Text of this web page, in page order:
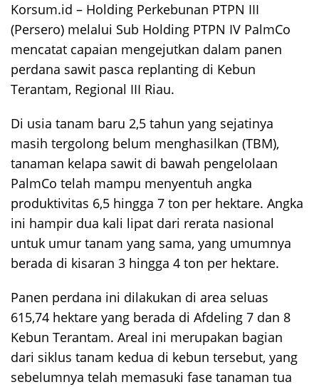
Korsum.id – Holding Perkebunan PTPN III
(Persero) melalui Sub Holding PTPN IV PalmCo
mencatat capaian mengejutkan dalam panen
perdana sawit pasca replanting di Kebun
Terantam, Regional III Riau.
Di usia tanam baru 2,5 tahun yang sejatinya
masih tergolong belum menghasilkan (TBM),
tanaman kelapa sawit di bawah pengelolaan
PalmCo telah mampu menyentuh angka
produktivitas 6,5 hingga 7 ton per hektare. Angka
ini hampir dua kali lipat dari rerata nasional
untuk umur tanam yang sama, yang umumnya
berada di kisaran 3 hingga 4 ton per hektare.
Panen perdana ini dilakukan di area seluas
615,74 hektare yang berada di Afdeling 7 dan 8
Kebun Terantam. Areal ini merupakan bagian
dari siklus tanam kedua di kebun tersebut, yang
sebelumnya telah memasuki fase tanaman tua